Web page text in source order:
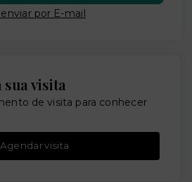
nviar por E-mail
visita
de visita para conhecer
Agendar visita